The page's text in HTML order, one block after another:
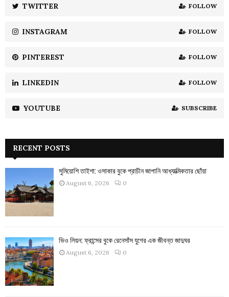
H
TWITTER FOLLOW
INSTAGRAM FOLLOW
PINTEREST FOLLOW
LINKEDIN FOLLOW
YOUTUBE SUBSCRIBE
RECENT POSTS
সুমিয়োশি তাইশা: ওসাকার বুকে প্রাচীন জাপানি আধ্যাত্মিকতার ছোঁয়া
August 6, 2026 0
ভিও লিয়ন: ফ্রান্সের বুকে রেনেসাঁস যুগের এক জীবন্ত জাদুঘর
August 6, 2026 0